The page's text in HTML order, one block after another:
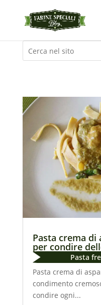
Pasta crema di
per condire
Pasta
Pasta crema di
condimento
condire ogni...